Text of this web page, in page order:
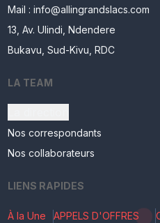
Mail : info@allingrandslacs.com
13, Av. Ulindi, Ndendere
Bukavu, Sud-Kivu, RDC
LA TEAM
Nos correspondants
Nos collaborateurs
LIENS RAPIDES
À la Une APPELS D'OFFRES